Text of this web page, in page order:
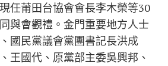
任莆田台協會會長李木榮等30
與會觀禮。金門重要地方人士
國民黨議會黨團書記長洪成
王國代、原黨部主委吳興邦、